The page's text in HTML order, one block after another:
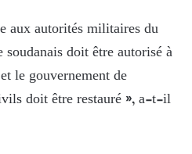
aux autorités militaires du
doit être autorisé à
le gouvernement de
doit être restauré », a-t-il